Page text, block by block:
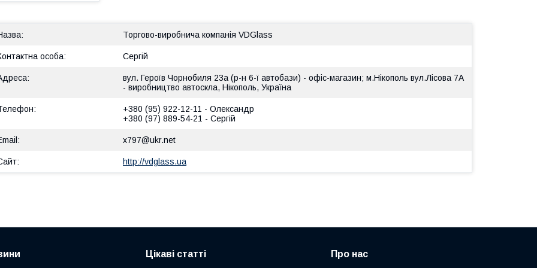
Торгово-виробнича компанія VDGlass
Сергій
вул. Героїв Чорнобиля 23а (р-н 6-ї автобази) - офіс-магазин; м.Нікополь вул.Лісова 7А
- виробництво автоскла, Нікополь, Україна
+380 (95) 922-12-11
Олександр
+380 (97) 889-54-21
Сергій
x797@ukr.net
http://vdglass.ua
Цікаві статті Про нас